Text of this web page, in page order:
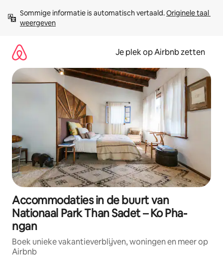
direct
naar
Sommige informatie is automatisch vertaald. Originele taal
weergeven
Je plek op Airbnb zetten
Accommodaties in de buurt van
Nationaal Park Than Sadet – Ko Pha-
ngan
Boek unieke vakantieverblijven, woningen en meer op
Airbnb